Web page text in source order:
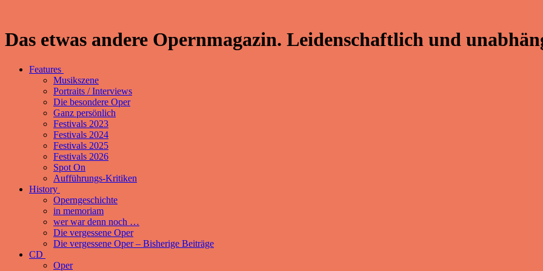
Das etwas andere Opernmagazin. Leidenschaftlich und
Features
Musikszene
Portraits / Interviews
Die besondere Oper
Ganz persönlich
Festivals 2023
Festivals 2024
Festivals 2025
Festivals 2026
Spot On
Aufführungs-Kritiken
History
Operngeschichte
in memoriam
wer war denn noch …
Die vergessene Oper
Die vergessene Oper – Bisherige Beiträge
CD
Oper